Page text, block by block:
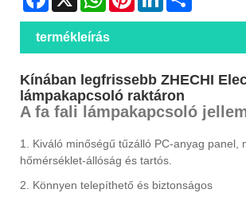
termékleírás
Kínában legfrissebb ZHECHI
lámpakapcsoló raktáron
A fa fali lámpakapcsoló
1. Kiváló minőségű tűzálló PC-anyag panel,
hőmérséklet-állóság és tartós.
2. Könnyen telepíthető és biztonságos